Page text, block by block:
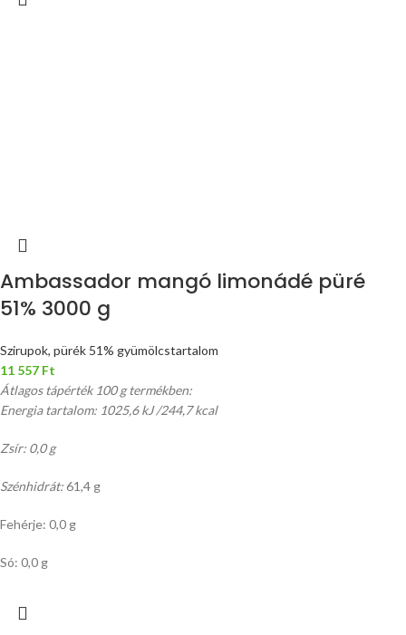
Ambassador mangó limonádé püré
51% 3000 g
Szirupok, pürék 51% gyümölcstartalom
11 557 Ft
Átlagos tápérték 100 g termékben:
Energia tartalom: 1025,6 kJ /244,7 kcal
Zsír: 0,0 g
Szénhidrát:61,4 g
Fehérje: 0,0 g
Só: 0,0 g